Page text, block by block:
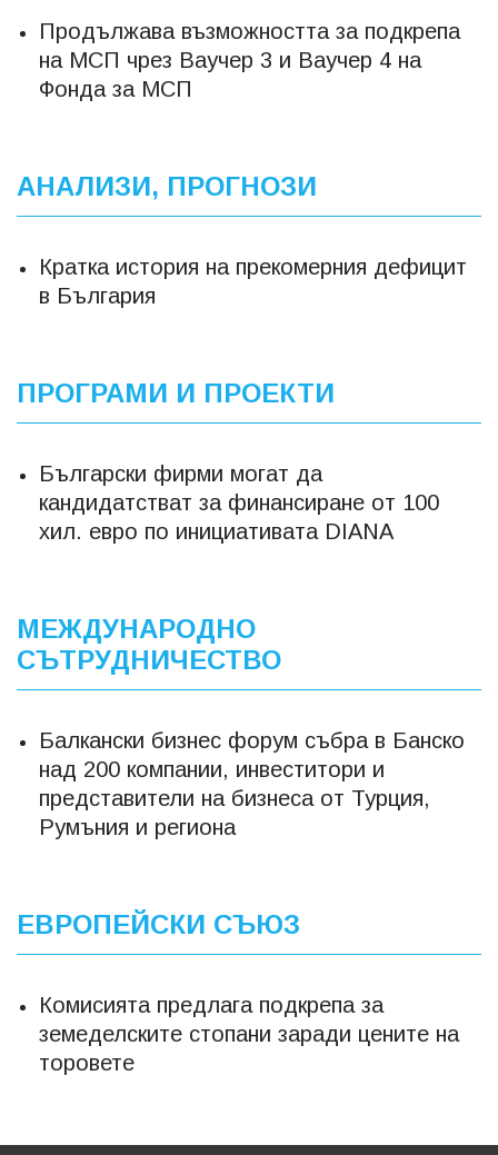
Продължава възможността за подкрепа
на МСП чрез Ваучер 3 и Ваучер 4 на
Фонда за МСП
АНАЛИЗИ, ПРОГНОЗИ
Кратка история на прекомерния дефицит
в България
ПРОГРАМИ И ПРОЕКТИ
Български фирми могат да
кандидатстват за финансиране от 100
хил. евро по инициативата DIANA
МЕЖДУНАРОДНО
СЪТРУДНИЧЕСТВО
Балкански бизнес форум събра в Банско
над 200 компании, инвеститори и
представители на бизнеса от Турция,
Румъния и региона
ЕВРОПЕЙСКИ СЪЮЗ
Комисията предлага подкрепа за
земеделските стопани заради цените на
торовете